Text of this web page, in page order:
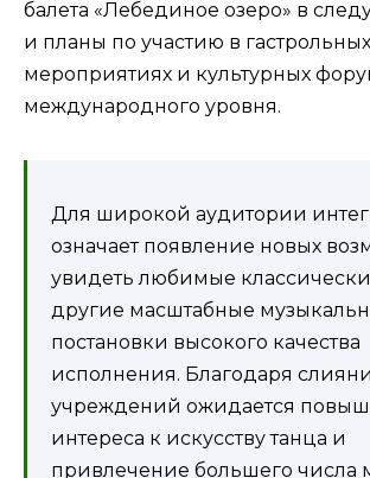
балета «Лебединое озеро» в
и планы по участию в гастрольных
мероприятиях и культурных
международного уровня.
Для широкой аудитории
означает появление новых
увидеть любимые
другие масштабные
постановки высокого качества
исполнения. Благодаря
учреждений ожидается
интереса к искусству танца и
привлечение большего числа